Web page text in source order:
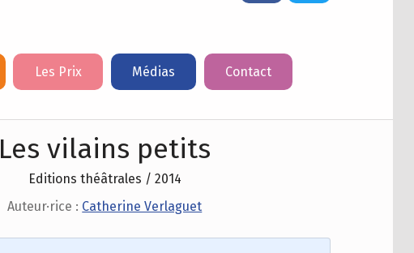
Les Prix Médias Contact
Les vilains petits
Editions théâtrales / 2014
Auteur·rice : Catherine Verlaguet